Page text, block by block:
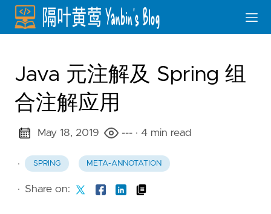
Java 元注解及 Spring 组
合注解应用
May 18, 2019 --- · 4 min read
· SPRING META-ANNOTATION
· Share on: